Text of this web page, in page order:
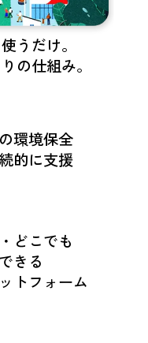
うだけ。
の仕組み。
環境保全​
的に支援
どこでも​
きる​
トフォーム